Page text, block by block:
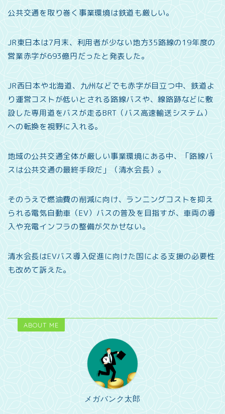
公共交通を取り巻く事業環境は鉄道も厳しい。
JR東日本は7月末、利用者が少ない地方35路線の19年度の
営業赤字が693億円だったと発表した。
JR西日本や北海道、九州などでも赤字が目立つ中、鉄道よ
り運営コストが低いとされる路線バスや、線路跡などに敷
設した専用道をバスが走るBRT（バス高速輸送システム）
への転換を視野に入れる。
地域の公共交通全体が厳しい事業環境にある中、「路線バ
スは公共交通の最終手段だ」（清水会長）。
そのうえで燃油費の削減に向け、ランニングコストを抑え
られる電気自動車（EV）バスの普及を目指すが、車両の導
入や充電インフラの整備が欠かせない。
清水会長はEVバス導入促進に向けた国による支援の必要性
も改めて訴えた。
ABOUT ME
メガバンク太郎